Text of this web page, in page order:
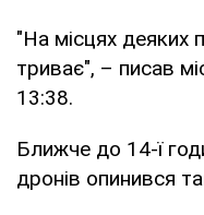
"На місцях деяких
триває", – писав
13:38.
Ближче до 14-ї
дронів опинився